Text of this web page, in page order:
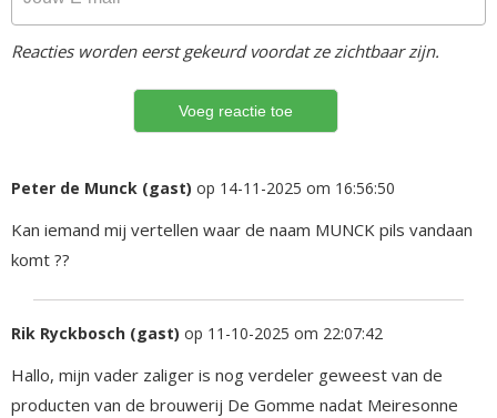
Reacties worden eerst gekeurd voordat ze zichtbaar zijn.
Peter de Munck (gast) op 14-11-2025 om 16:56:50
Kan iemand mij vertellen waar de naam MUNCK pils vandaan
komt ??
Rik Ryckbosch (gast) op 11-10-2025 om 22:07:42
Hallo, mijn vader zaliger is nog verdeler geweest van de
producten van de brouwerij De Gomme nadat Meiresonne